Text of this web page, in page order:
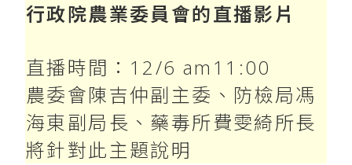
行政院農業委員會的直播影片
直播時間：12/6 am11:00
️農委會陳吉仲副主委、防檢局馮
海東副局長、藥毒所費雯綺所長
將針對此主題說明